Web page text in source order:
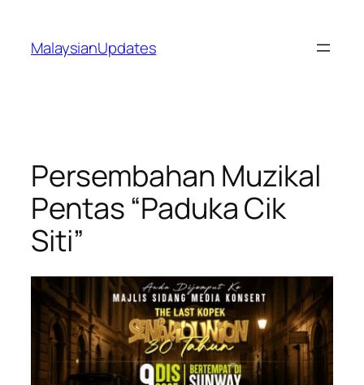
content
MalaysianUpdates
Persembahan Muzikal
Pentas “Paduka Cik
Siti”